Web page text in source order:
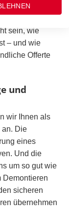
von Möbeln,
sein, wie
– und wie
Offerte
und
wir Ihnen als
an. Die
eines
Und die
um so gut wie
Demontieren
sicheren
übernehmen